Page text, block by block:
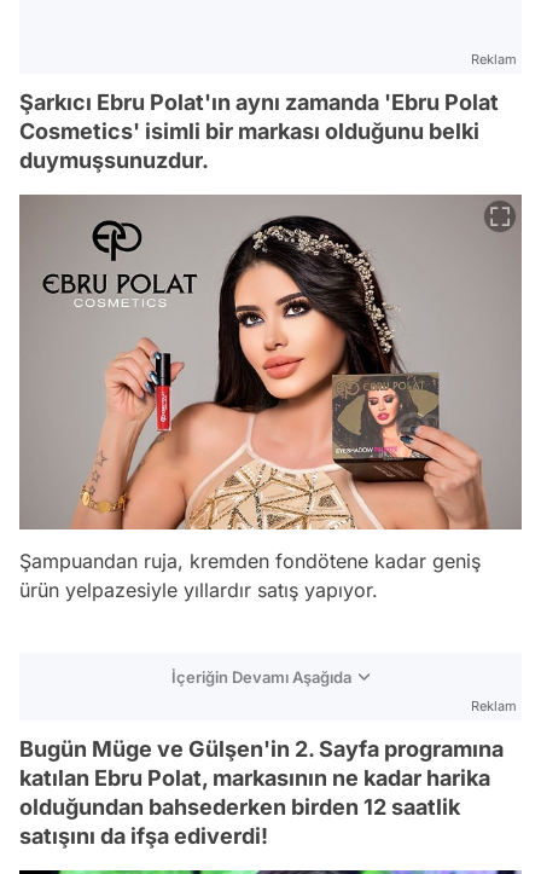
Reklam
Şarkıcı Ebru Polat'ın aynı zamanda 'Ebru Polat
Cosmetics' isimli bir markası olduğunu belki
duymuşsunuzdur.
Şampuandan ruja, kremden fondötene kadar geniş
ürün yelpazesiyle yıllardır satış yapıyor.
İçeriğin Devamı Aşağıda
Reklam
Bugün Müge ve Gülşen'in 2. Sayfa programına
katılan Ebru Polat, markasının ne kadar harika
olduğundan bahsederken birden 12 saatlik
satışını da ifşa ediverdi!